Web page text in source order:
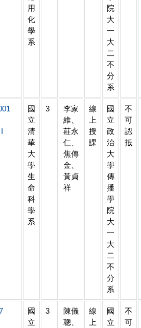
用
化
學
系
院
大
一
大
二
不
分
系
國
立
清
華
大
學
生
命
科
學
系
3
李家
維、
莊永
仁、
焦傳
金、
黃貞
祥
線
上
授
課
國
立
政
治
大
學
傳
播
學
院
大
一
大
二
不
分
系
不
可
認
抵
國
立
3
陳儀
聰、
線
上
國
立
不
可